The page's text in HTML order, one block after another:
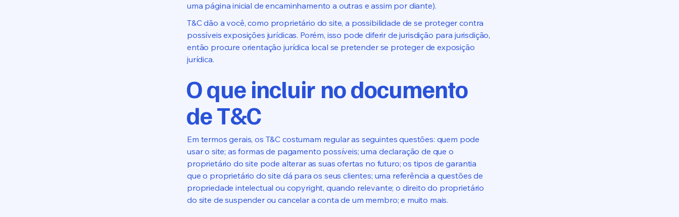
uma página inicial de encaminhamento a outras e assim por diante).
T&C dão a você, como proprietário do site, a possibilidade de se proteger contra
possíveis exposições jurídicas. Porém, isso pode diferir de jurisdição para jurisdição,
então procure orientação jurídica local se pretender se proteger de exposição
jurídica.
O que incluir no documento
de T&C
Em termos gerais, os T&C costumam regular as seguintes questões: quem pode
usar o site; as formas de pagamento possíveis; uma declaração de que o
proprietário do site pode alterar as suas ofertas no futuro; os tipos de garantia
que o proprietário do site dá para os seus clientes; uma referência a questões de
propriedade intelectual ou copyright, quando relevante; o direito do proprietário
do site de suspender ou cancelar a conta de um membro; e muito mais.